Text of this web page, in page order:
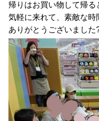
帰りはお買い物して帰る
気軽に来れて、素敵な時
ありがとうございました